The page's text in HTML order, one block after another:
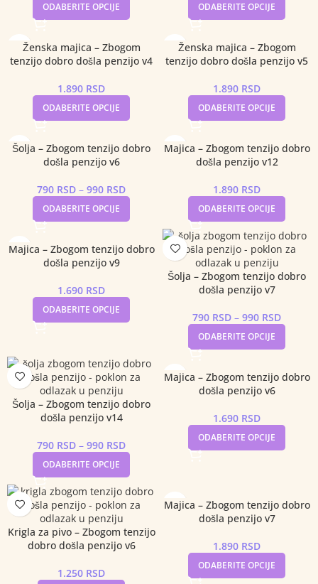
ODABERITE OPCIJE ODABERITE OPCIJE
Ženska majica – Zbogom
tenzijo dobro došla penzijo v4
1.890 RSD
ODABERITE OPCIJE
Ženska majica – Zbogom
tenzijo dobro došla penzijo v5
1.890 RSD
ODABERITE OPCIJE
Šolja – Zbogom tenzijo dobro
došla penzijo v6
790 RSD – 990 RSD
ODABERITE OPCIJE
Majica – Zbogom tenzijo dobro
došla penzijo v12
1.890 RSD
ODABERITE OPCIJE
Majica – Zbogom tenzijo dobro
došla penzijo v9
1.690 RSD
ODABERITE OPCIJE
Šolja – Zbogom tenzijo dobro
došla penzijo v7
790 RSD – 990 RSD
ODABERITE OPCIJE
Šolja – Zbogom tenzijo dobro
došla penzijo v14
790 RSD – 990 RSD
ODABERITE OPCIJE
Majica – Zbogom tenzijo dobro
došla penzijo v6
1.690 RSD
ODABERITE OPCIJE
Krigla za pivo – Zbogom tenzijo
dobro došla penzijo v6
1.250 RSD
Majica – Zbogom tenzijo dobro
došla penzijo v7
1.890 RSD
ODABERITE OPCIJE